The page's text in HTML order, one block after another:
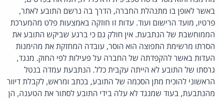
באשר לאופן בו מתנהלת החברה, הדרך בה נרשם התובע לאתר,
פרטיו, מועד הרישום ועוד. עדות זו חוזקה באמצעות פלט מהמערכת
הממוחשבת של הנתבעת. אין חולק גם כי ברגע שביקש התובע את
הסרתו מרשימת התפוצה הוא הוסר, עובדה המחזקת את מהימנות
העדות באשר להקפדתה של החברה על פעילות לפי החוק. מנגד,
גרסתו של התובע לא הייתה עקבית כלל. הנתבעת עמדה בנטל
הראשוני להוכיח מתן הסכמה של התובע, בכתב ומראש, לקבלת דיוור
מהנתבעת, בעוד שמנגד לא עלה בידי התובע לסתור את הטענה, הן